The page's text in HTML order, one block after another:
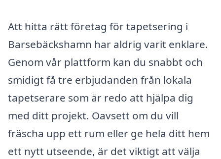
Att hitta rätt företag för tapetsering i
Barsebäckshamn har aldrig varit enklare.
Genom vår plattform kan du snabbt och
smidigt få tre erbjudanden från lokala
tapetserare som är redo att hjälpa dig
med ditt projekt. Oavsett om du vill
fräscha upp ett rum eller ge hela ditt hem
ett nytt utseende, är det viktigt att välja